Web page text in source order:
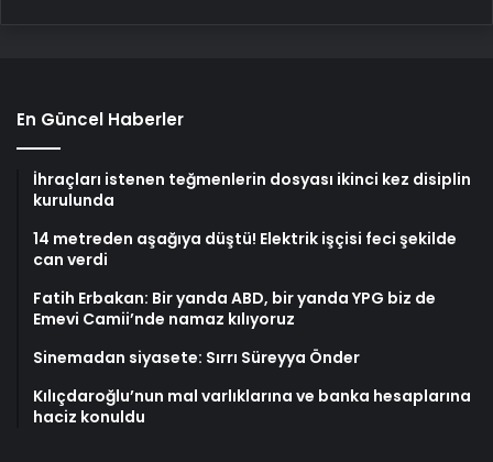
En Güncel Haberler
İhraçları istenen teğmenlerin dosyası ikinci kez disiplin
kurulunda
14 metreden aşağıya düştü! Elektrik işçisi feci şekilde
can verdi
Fatih Erbakan: Bir yanda ABD, bir yanda YPG biz de
Emevi Camii’nde namaz kılıyoruz
Sinemadan siyasete: Sırrı Süreyya Önder
Kılıçdaroğlu’nun mal varlıklarına ve banka hesaplarına
haciz konuldu